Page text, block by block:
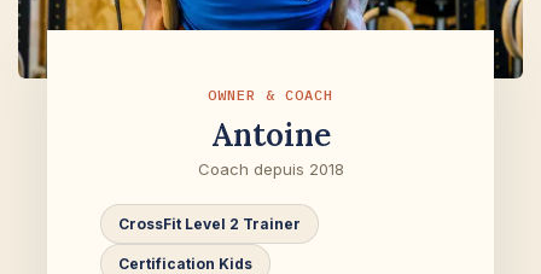
OWNER & COACH
Antoine
Coach depuis 2018
CrossFit Level 2 Trainer
Certification Kids